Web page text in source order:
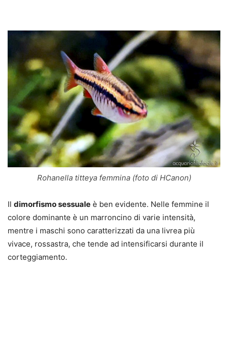
Rohanella titteya femmina (foto di HCanon)
Il dimorfismo sessuale è ben evidente. Nelle femmine il
colore dominante è un marroncino di varie intensità,
mentre i maschi sono caratterizzati da una livrea più
vivace, rossastra, che tende ad intensificarsi durante il
corteggiamento.